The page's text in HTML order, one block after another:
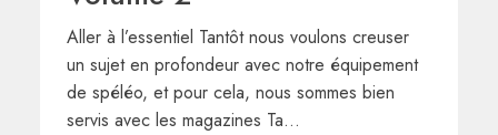
Aller à l’essentiel Tantôt nous voulons creuser
un sujet en profondeur avec notre équipement
de spéléo, et pour cela, nous sommes bien
servis avec les magazines Ta…